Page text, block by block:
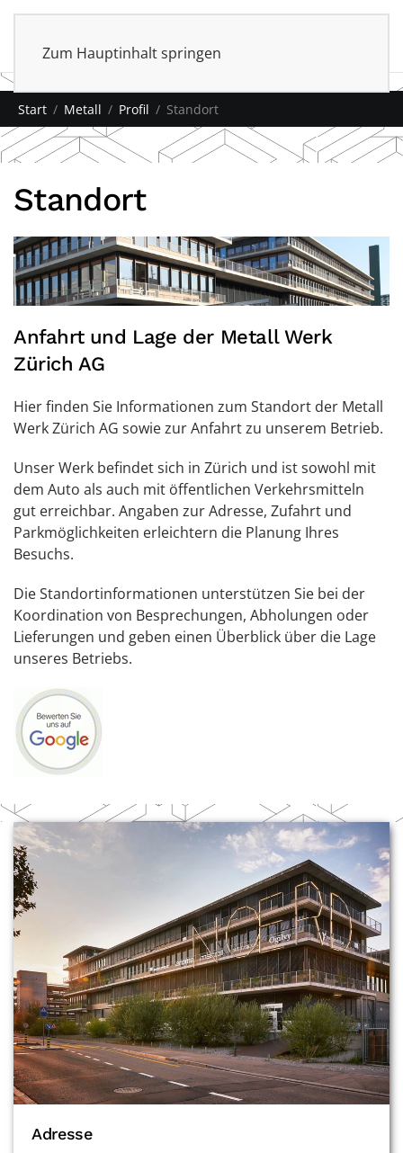
Zum Hauptinhalt springen
Start Metall Profil Standort
Standort
Anfahrt und Lage der Metall Werk
Zürich AG
Hier finden Sie Informationen zum Standort der Metall
Werk Zürich AG sowie zur Anfahrt zu unserem Betrieb.
Unser Werk befindet sich in Zürich und ist sowohl mit
dem Auto als auch mit öffentlichen Verkehrsmitteln
gut erreichbar. Angaben zur Adresse, Zufahrt und
Parkmöglichkeiten erleichtern die Planung Ihres
Besuchs.
Die Standortinformationen unterstützen Sie bei der
Koordination von Besprechungen, Abholungen oder
Lieferungen und geben einen Überblick über die Lage
unseres Betriebs.
Adresse